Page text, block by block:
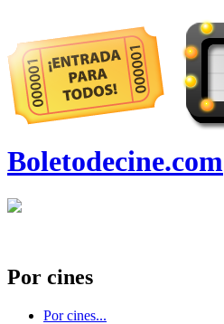
Boletodecine.com
Por cines
Por cines...